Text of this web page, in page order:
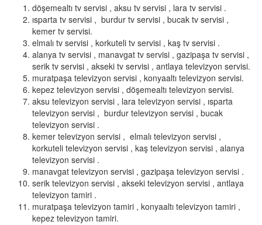
döşemealtı tv servisi , aksu tv servisi , lara tv servisi .
ısparta tv servisi , burdur tv servisi , bucak tv servisi ,
kemer tv servisi.
elmalı tv servisi , korkuteli tv servisi , kaş tv servisi .
alanya tv servisi , manavgat tv servisi , gazipaşa tv servisi ,
serik tv servisi , akseki tv servisi , antlaya televizyon servisi.
muratpaşa televizyon servisi , konyaaltı televizyon servisi.
kepez televizyon servisi , döşemealtı televizyon servisi.
aksu televizyon servisi , lara televizyon servisi , ısparta
televizyon servisi , burdur televizyon servisi , bucak
televizyon servisi .
kemer televizyon servisi , elmalı televizyon servisi ,
korkuteli televizyon servisi , kaş televizyon servisi , alanya
televizyon servisi .
manavgat televizyon servisi , gazipaşa televizyon servisi .
serik televizyon servisi , akseki televizyon servisi , antlaya
televizyon tamiri .
muratpaşa televizyon tamiri , konyaaltı televizyon tamiri ,
kepez televizyon tamiri.